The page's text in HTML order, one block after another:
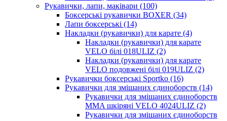
Рукавички, лапи, маківари (100)
Боксерські рукавички BOXER (34)
Лапи боксерські (14)
Накладки (рукавички) для карате (4)
Накладки (рукавички) для карате
VELO білі 018ULIZ (2)
Накладки (рукавички) для карате
VELO подовжені білі 019ULIZ (2)
Рукавички боксерські Sportko (16)
Рукавички для змішаних єдиноборств (14)
Рукавички для змішаних єдиноборств
MMA шкіряні VELO 4024ULIZ (2)
Рукавички для змішаних єдиноборств